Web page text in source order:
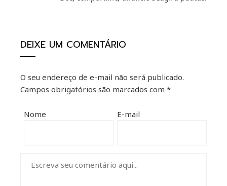
DEIXE UM COMENTÁRIO
O seu endereço de e-mail não será publicado.
Campos obrigatórios são marcados com *
Nome E-mail